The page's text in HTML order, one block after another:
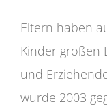
Eltern haben
Kinder großen
und
wurde 2003